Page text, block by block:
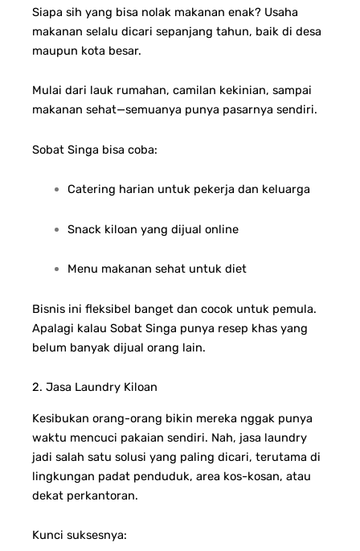
Siapa sih yang bisa nolak makanan enak? Usaha
makanan selalu dicari sepanjang tahun, baik di desa
maupun kota besar.
Mulai dari lauk rumahan, camilan kekinian, sampai
makanan sehat—semuanya punya pasarnya sendiri.
Sobat Singa bisa coba:
Catering harian untuk pekerja dan keluarga
Snack kiloan yang dijual online
Menu makanan sehat untuk diet
Bisnis ini fleksibel banget dan cocok untuk pemula.
Apalagi kalau Sobat Singa punya resep khas yang
belum banyak dijual orang lain.
2. Jasa Laundry Kiloan
Kesibukan orang-orang bikin mereka nggak punya
waktu mencuci pakaian sendiri. Nah, jasa laundry
jadi salah satu solusi yang paling dicari, terutama di
lingkungan padat penduduk, area kos-kosan, atau
dekat perkantoran.
Kunci suksesnya: